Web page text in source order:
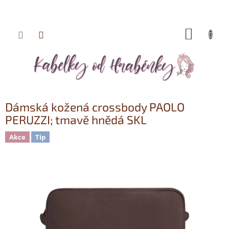
Přejít
Dámská kožená crossbody PAOLO
PERUZZI; tmavě hnědá SKL
Akce Tip